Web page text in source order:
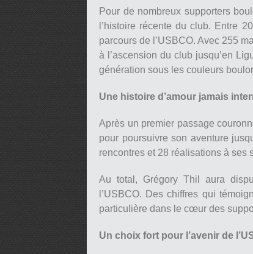
Pour de nombreux supporters
l’histoire récente du club. Entre
parcours de l’USBCO. Avec 255
à l’ascension du club jusqu’en
génération sous les couleurs
Une histoire d’amour jamais
Après un premier passage
pour poursuivre son aventure
rencontres et 28 réalisations à ses
Au total, Grégory Thil aura
l’USBCO. Des chiffres qui
particulière dans le cœur des
Un choix fort pour l’avenir de